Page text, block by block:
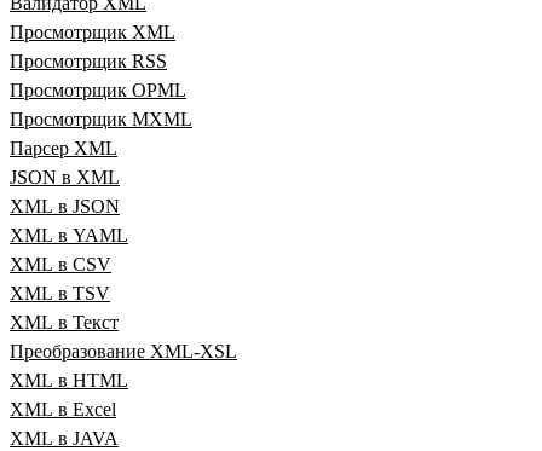
Просмотрщик XML
Просмотрщик RSS
Просмотрщик OPML
Просмотрщик MXML
Парсер XML
JSON в XML
XML в JSON
XML в YAML
XML в CSV
XML в TSV
XML в Текст
Преобразование XML‑XSL
XML в HTML
XML в Excel
XML в JAVA